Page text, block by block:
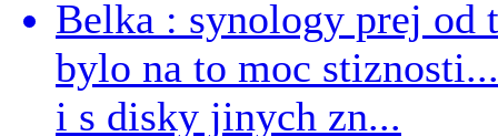
Belka : synology prej od
bylo na to moc
i s disky jinych zn...